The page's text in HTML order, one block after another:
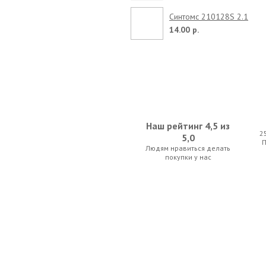
Синтомс 210128S 2.1
14.00 р.
Наш рейтинг 4,5 из
5,0
Людям нравиться делать
покупки у нас